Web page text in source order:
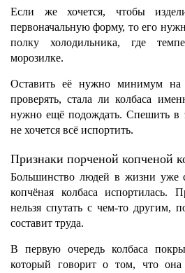
Если же хочется, чтобы
первоначальную форму, то его
полку холодильника, где
морозилке.
Оставить её нужно минимум
проверять, стала ли колбаса
нужно ещё подождать. Спешить в
не хочется всё испортить.
Признаки порченой копченой
Большинство людей в жизни уже
копчёная колбаса испортилась.
нельзя спутать с чем-то другим,
составит труда.
В первую очередь колбаса
который говорит о том, что она